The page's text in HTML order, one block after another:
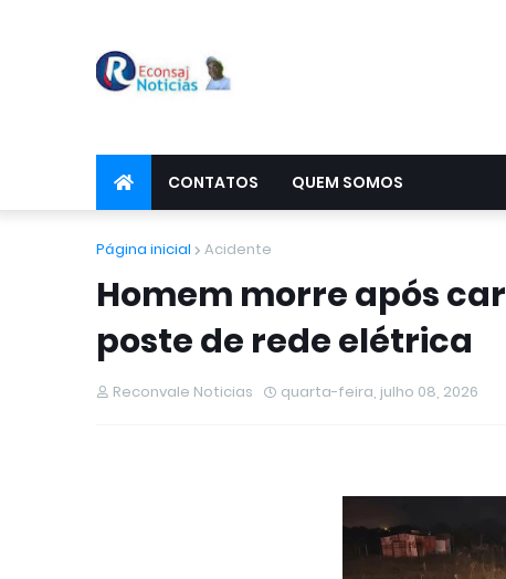
CONTATOS QUEM SOMOS
Página inicial Acidente
Homem morre após
poste de rede elétrica
Reconvale Noticias quarta-feira, julho 08, 2026